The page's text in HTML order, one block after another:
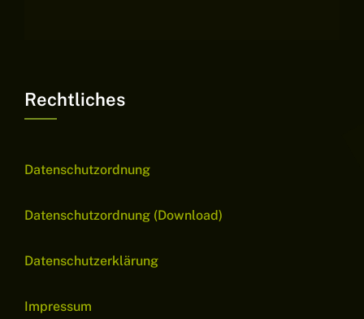
Rechtliches
Datenschutzordnung
Datenschutzordnung (Download)
Datenschutzerklärung
Impressum